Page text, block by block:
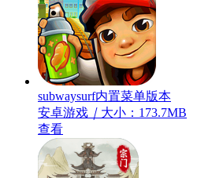
subwaysurf内置菜单版本
安卓游戏 ｜ 大小：173.7MB
查看